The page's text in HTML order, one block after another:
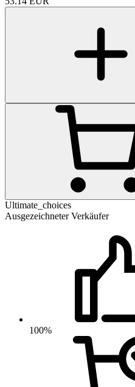
Ultimate_choices
Ausgezeichneter Verkäufer
100%